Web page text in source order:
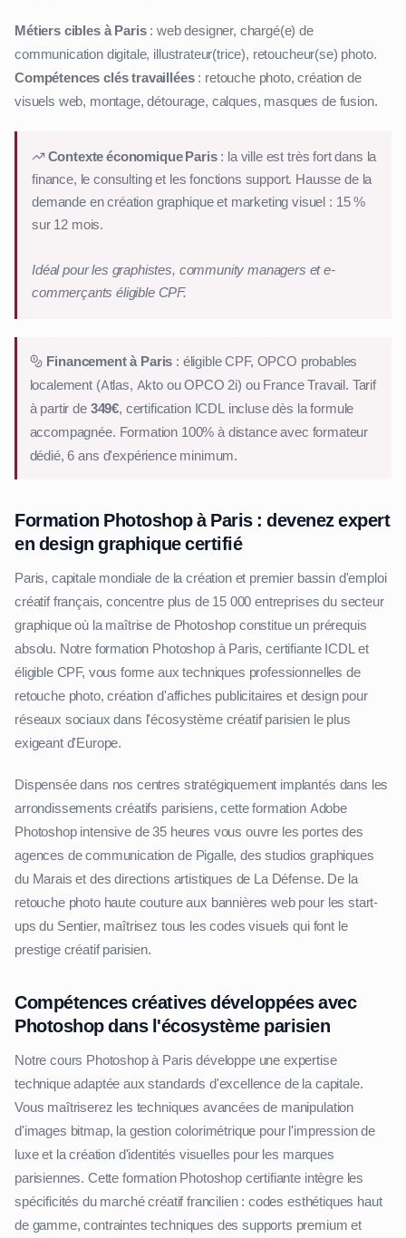
Métiers cibles à Paris: web designer, chargé(e) de
communication digitale, illustrateur(trice), retoucheur(se) photo.
Compétences clés travaillées: retouche photo, création de
visuels web, montage, détourage, calques, masques de fusion.
Contexte économique Paris: la ville est très fort dans la
finance, le consulting et les fonctions support. Hausse de la
demande en création graphique et marketing visuel : 15 %
sur 12 mois.
Idéal pour les graphistes, community managers et e-
commerçants éligible CPF.
Financement à Paris : éligible CPF, OPCO probables
localement (Atlas, Akto ou OPCO 2i) ou France Travail. Tarif
à partir de 349€, certification ICDL incluse dès la formule
accompagnée. Formation 100% à distance avec formateur
dédié, 6 ans d'expérience minimum.
Formation Photoshop à Paris : devenez expert
en design graphique certifié
Paris, capitale mondiale de la création et premier bassin d'emploi
créatif français, concentre plus de 15 000 entreprises du secteur
graphique où la maîtrise de Photoshop constitue un prérequis
absolu. Notre formation Photoshop à Paris, certifiante ICDL et
éligible CPF, vous forme aux techniques professionnelles de
retouche photo, création d'affiches publicitaires et design pour
réseaux sociaux dans l'écosystème créatif parisien le plus
exigeant d'Europe.
Dispensée dans nos centres stratégiquement implantés dans les
arrondissements créatifs parisiens, cette formation Adobe
Photoshop intensive de 35 heures vous ouvre les portes des
agences de communication de Pigalle, des studios graphiques
du Marais et des directions artistiques de La Défense. De la
retouche photo haute couture aux bannières web pour les start-
ups du Sentier, maîtrisez tous les codes visuels qui font le
prestige créatif parisien.
Compétences créatives développées avec
Photoshop dans l'écosystème parisien
Notre cours Photoshop à Paris développe une expertise
technique adaptée aux standards d'excellence de la capitale.
Vous maîtriserez les techniques avancées de manipulation
d'images bitmap, la gestion colorimétrique pour l'impression de
luxe et la création d'identités visuelles pour les marques
parisiennes. Cette formation Photoshop certifiante intègre les
spécificités du marché créatif francilien : codes esthétiques haut
de gamme, contraintes techniques des supports premium et